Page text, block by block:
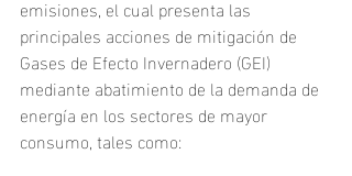
emisiones, el cual presenta las
principales acciones de mitigación de
Gases de Efecto Invernadero (GEI)
mediante abatimiento de la demanda de
energía en los sectores de mayor
consumo, tales como: